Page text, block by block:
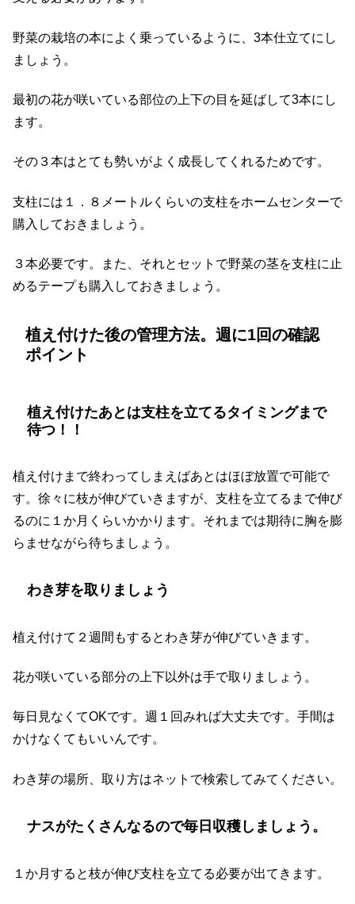
野菜の栽培の本によく乗っているように、3本仕立てにし
ましょう。
最初の花が咲いている部位の上下の目を延ばして3本にし
ます。
その３本はとても勢いがよく成長してくれるためです。
支柱には１．８メートルくらいの支柱をホームセンターで
購入しておきましょう。
３本必要です。また、それとセットで野菜の茎を支柱に止
めるテープも購入しておきましょう。
植え付けた後の管理方法。週に1回の確認
ポイント
植え付けたあとは支柱を立てるタイミングまで
待つ！！
植え付けまで終わってしまえばあとはほぼ放置で可能で
す。徐々に枝が伸びていきますが、支柱を立てるまで伸び
るのに１か月くらいかかります。それまでは期待に胸を膨
らませながら待ちましょう。
わき芽を取りましょう
植え付けて２週間もするとわき芽が伸びていきます。
花が咲いている部分の上下以外は手で取りましょう。
毎日見なくてOKです。週１回みれば大丈夫です。手間は
かけなくてもいいんです。
わき芽の場所、取り方はネットで検索してみてください。
ナスがたくさんなるので毎日収穫しましょう。
１か月すると枝が伸び支柱を立てる必要が出てきます。